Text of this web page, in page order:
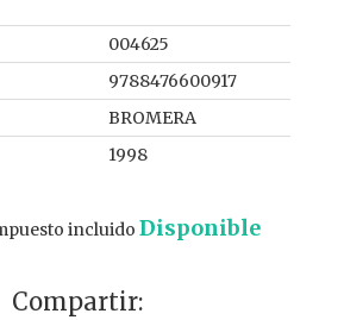
004625
9788476600917
BROMERA
1998
incluido Disponible
Compartir: